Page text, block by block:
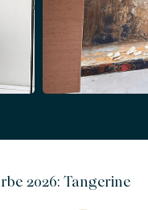
2026: Tangerine